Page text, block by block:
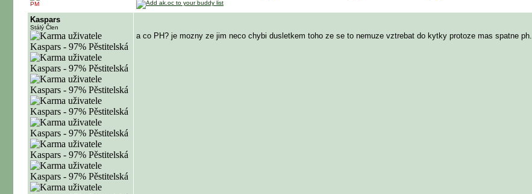
PM
Kaspars
Stálý Člen
a co PH? je mozny ze jim neco chybi dusletkem toho ze se to nemuze vztrebat do kytky protoze mas spatne ph.